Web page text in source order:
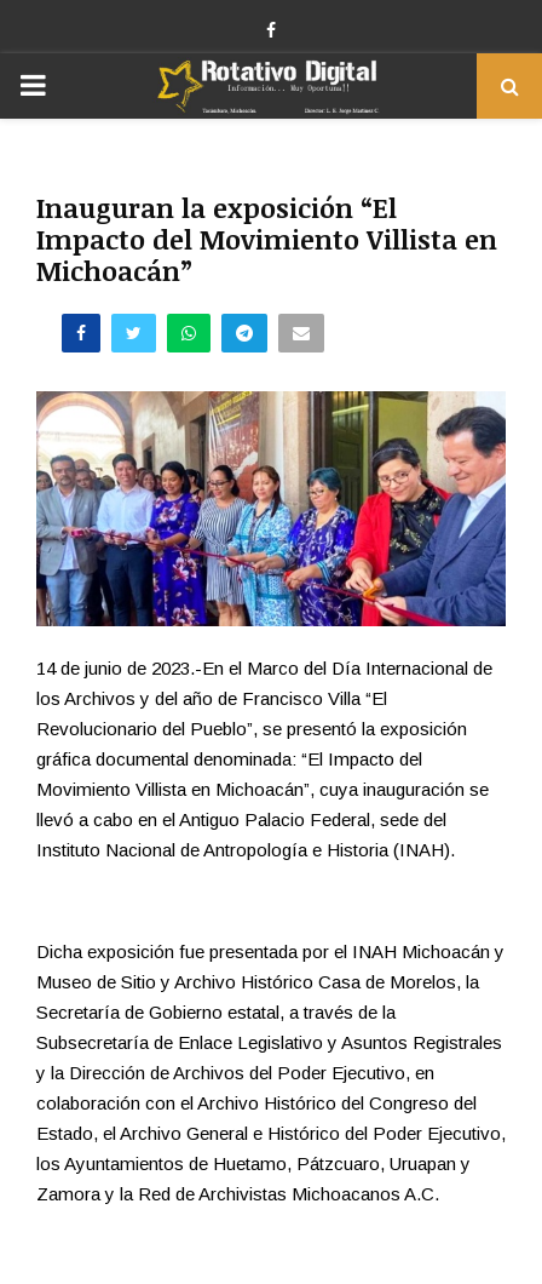
Facebook
PRIMARY
Inauguran la exposición “El
Impacto del Movimiento Villista en
Michoacán”
14 de junio de 2023.-En el Marco del Día Internacional de
los Archivos y del año de Francisco Villa “El
Revolucionario del Pueblo”, se presentó la exposición
gráfica documental denominada: “El Impacto del
Movimiento Villista en Michoacán”, cuya inauguración se
llevó a cabo en el Antiguo Palacio Federal, sede del
Instituto Nacional de Antropología e Historia (INAH).
Dicha exposición fue presentada por el INAH Michoacán y
Museo de Sitio y Archivo Histórico Casa de Morelos, la
Secretaría de Gobierno estatal, a través de la
Subsecretaría de Enlace Legislativo y Asuntos Registrales
y la Dirección de Archivos del Poder Ejecutivo, en
colaboración con el Archivo Histórico del Congreso del
Estado, el Archivo General e Histórico del Poder Ejecutivo,
los Ayuntamientos de Huetamo, Pátzcuaro, Uruapan y
Zamora y la Red de Archivistas Michoacanos A.C.